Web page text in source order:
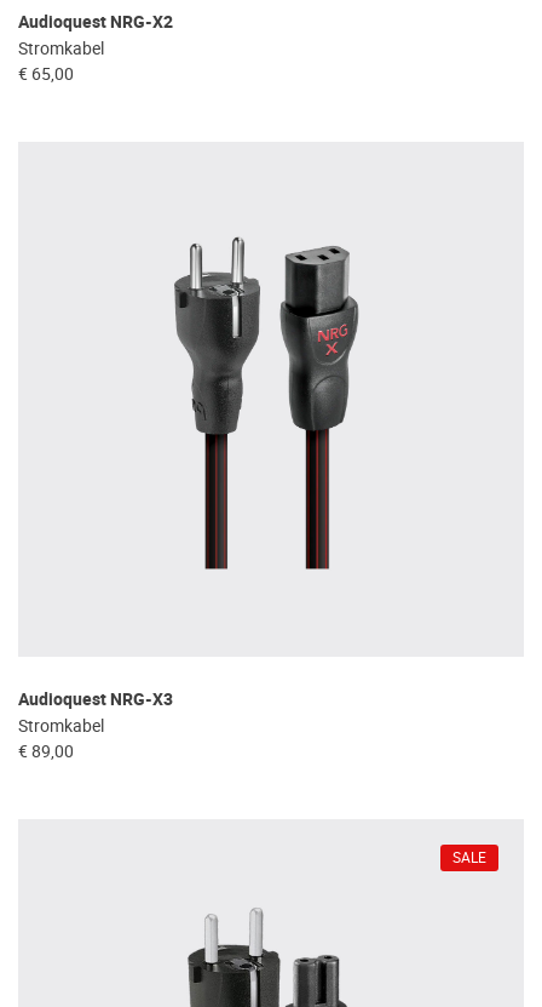
Audioquest NRG-X2
Stromkabel
€ 65,00
Audioquest NRG-X3
Stromkabel
€ 89,00
SALE